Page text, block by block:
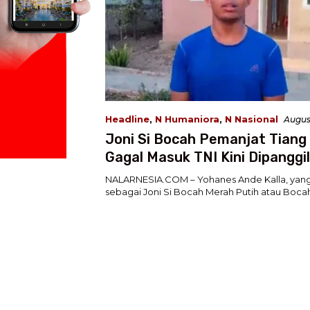
Headline, N Humaniora, N Nasional
WIB
Joni Si Bocah Pemanjat
Gagal Masuk TNI Kini
Belu NTT
NALARNESIA.COM – Yohanes Ande Kalla,
sebagai Joni Si Bocah Merah Putih atau